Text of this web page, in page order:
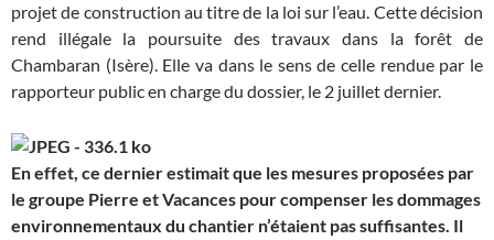
projet de construction au titre de la loi sur l’eau. Cette décision
rend illégale la poursuite des travaux dans la forêt de
Chambaran (Isère). Elle va dans le sens de celle rendue par le
rapporteur public en charge du dossier, le 2 juillet dernier.
En effet, ce dernier estimait que les mesures proposées par
le groupe Pierre et Vacances pour compenser les dommages
environnementaux du chantier n’étaient pas suffisantes. Il